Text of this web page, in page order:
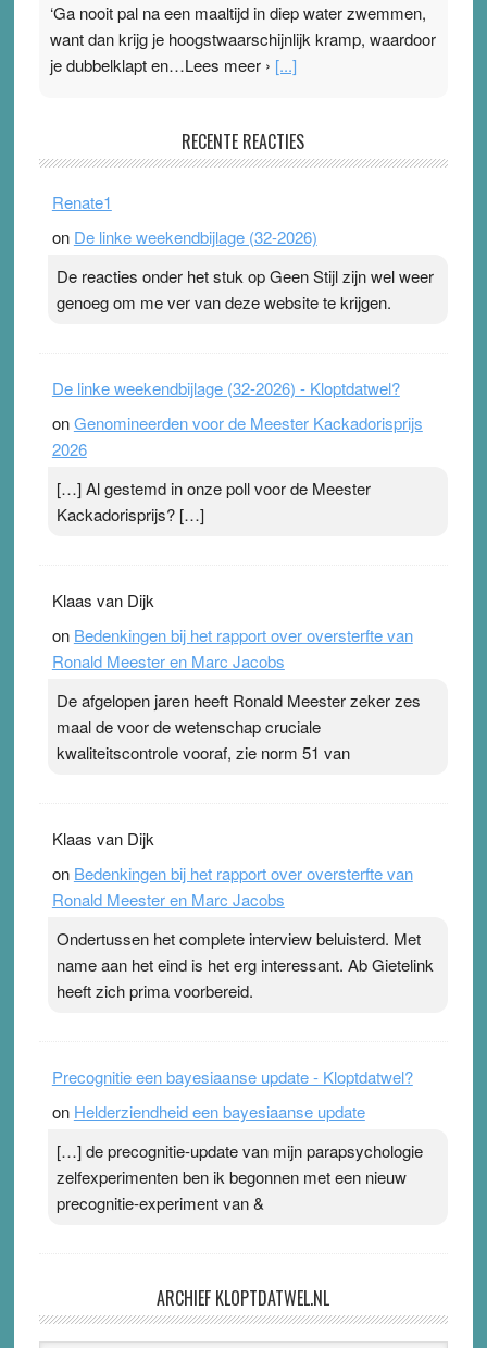
‘Ga nooit pal na een maaltijd in diep water zwemmen,
want dan krijg je hoogstwaarschijnlijk kramp, waardoor
je dubbelklapt en…Lees meer › [...]
Ward van Beek
topsporters. Ze hopen ermee hun hartslag te verlagen
terwijl ze meer zuurstof opnemen. Daarop heeft zo’n
ademen’ kan goud waard zijn. Door…Lees meer
Pleisterplakkers in de topspsort ›[...]
RECENTE REACTIES
Renate1
on De linke weekendbijlage (32-2026)
De reacties onder het stuk op Geen Stijl zijn wel weer
genoeg om me ver van deze website te krijgen.
De linke weekendbijlage (32-2026) - Kloptdatwel?
onGenomineerden voor de Meester Kackadorisprijs
2026
[…] Al gestemd in onze poll voor de Meester
Kackadorisprijs? […]
Klaas van Dijk
on Bedenkingen bij het rapport over oversterfte van
Ronald Meester en Marc Jacobs
De afgelopen jaren heeft Ronald Meester zeker zes
maal de voor de wetenschap cruciale
kwaliteitscontrole vooraf, zie norm 51 van
Klaas van Dijk
on Bedenkingen bij het rapport over oversterfte van
Ronald Meester en Marc Jacobs
Ondertussen het complete interview beluisterd. Met
name aan het eind is het erg interessant. Ab Gietelink
heeft zich prima voorbereid.
Precognitie een bayesiaanse update - Kloptdatwel?
on Helderziendheid een bayesiaanse update
[…] de precognitie-update van mijn parapsychologie
zelfexperimenten ben ik begonnen met een nieuw
precognitie-experiment van &
ARCHIEF KLOPTDATWEL.NL